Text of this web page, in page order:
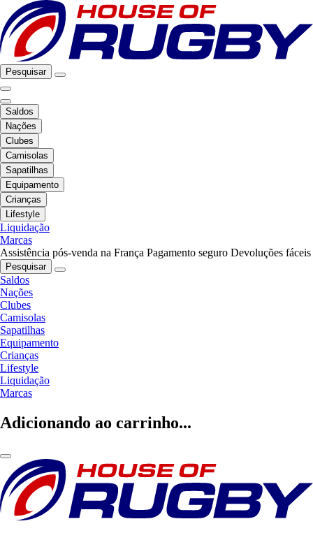
Pesquisar
Saldos
Nações
Clubes
Camisolas
Sapatilhas
Equipamento
Crianças
Lifestyle
Liquidação
Marcas
Assistência pós-venda na França Pagamento seguro Devoluções fáceis
Pesquisar
Saldos
Nações
Clubes
Camisolas
Sapatilhas
Equipamento
Crianças
Lifestyle
Liquidação
Marcas
Adicionando ao carrinho...